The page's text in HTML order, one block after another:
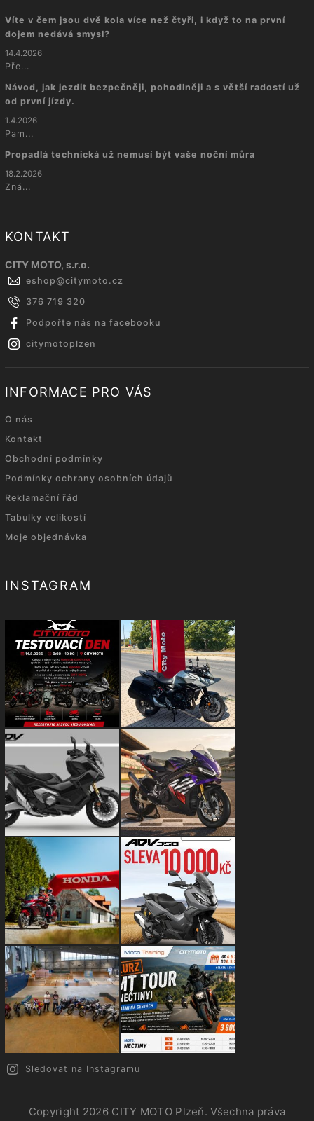
Víte v čem jsou dvě kola více než čtyři, i když to na první
dojem nedává smysl?
14.4.2026
Pře...
Návod, jak jezdit bezpečněji, pohodlněji a s větší radostí už
od první jízdy.
1.4.2026
Pam...
Propadlá technická už nemusí být vaše noční můra
18.2.2026
Zná...
KONTAKT
CITY MOTO, s.r.o.
eshop@citymoto.cz
376 719 320
Podpořte nás na facebooku
citymotoplzen
INFORMACE PRO VÁS
O nás
Kontakt
Obchodní podmínky
Podmínky ochrany osobních údajů
Reklamační řád
Tabulky velikostí
Moje objednávka
INSTAGRAM
Sledovat na Instagramu
Copyright 2026 CITY MOTO Plzeň. Všechna práva